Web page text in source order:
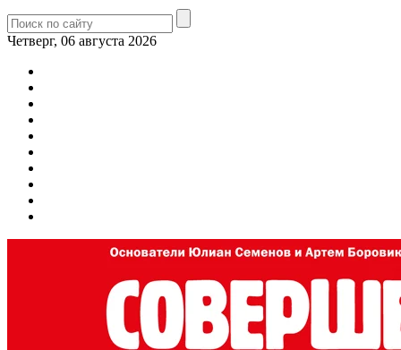
Четверг, 06 августа 2026